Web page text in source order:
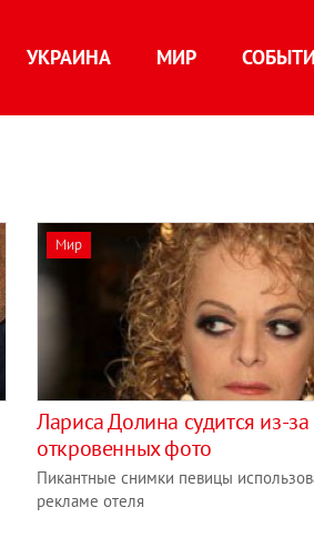
УКРАИНА МИР
Мир
Лариса Долина судится из-за
откровенных фото
Пикантные снимки певицы
рекламе отеля